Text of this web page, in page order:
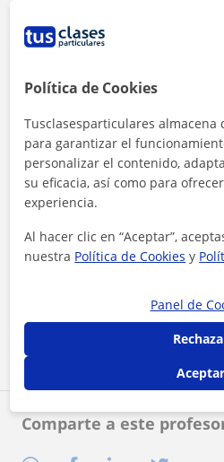
Comparte a este
Contactar
Política de Cookies
Tusclasesparticulares almacena
para garantizar el
personalizar el contenido,
su eficacia, así como para
experiencia.
Al hacer clic en “Aceptar”,
nuestra Política de Cookies y
Panel de
Aceptar